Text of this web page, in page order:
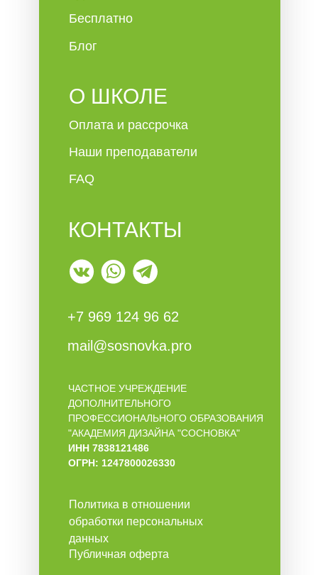
КОНТАКТЫ
+7 969 124 96 62
mail@sosnovka.pro
ЧАСТНОЕ УЧРЕЖДЕНИЕ
ДОПОЛНИТЕЛЬНОГО
ПРОФЕССИОНАЛЬНОГО ОБРАЗОВАНИЯ
"АКАДЕМИЯ ДИЗАЙНА "СОСНОВКА"
ИНН 7838121486
ОГРН: 1247800026330
О ШКОЛЕ
Бесплатно
Блог
Оплата и рассрочка
Наши преподаватели
FAQ
Политика в отношении
обработки персональных
данных
Публичная оферта